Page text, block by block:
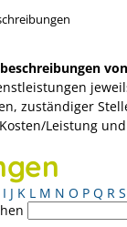
zuständiger
Leistung
I J K L M N O P Q R S